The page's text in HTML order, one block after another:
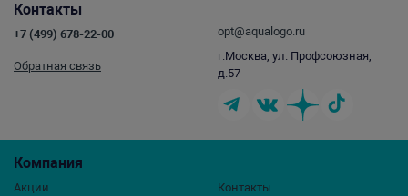
Компания
Акции Контакты
Контакты
+7 (499) 678-22-00
Обратная связь
opt@aqualogo.ru
г.Москва, ул. Профсоюзная,
д.57